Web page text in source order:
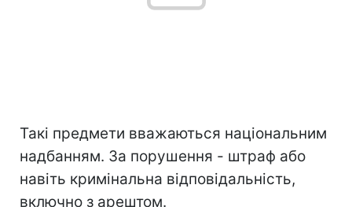
Такі предмети вважаються національним
надбанням. За порушення - штраф або
навіть кримінальна відповідальність,
включно з арештом.